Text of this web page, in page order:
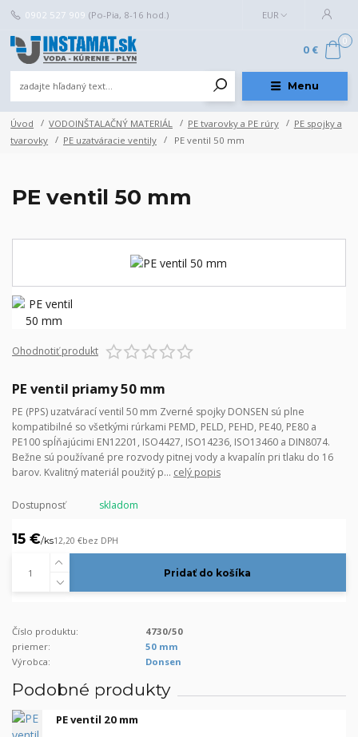
Menu
EUR
0902 527 909 (Po-Pia, 8-16 hod.)
0
0 €
Úvod VODOINŠTALAČNÝ MATERIÁL PE tvarovky a PE rúry
PE spojky a
tvarovky
PE uzatváracie ventily PE ventil 50 mm
PE ventil 50 mm
Ohodnotiť produkt
PE ventil priamy 50 mm
PE (PPS) uzatvárací ventil 50 mm Zverné spojky DONSEN sú plne
kompatibilné so všetkými rúrkami PEMD, PELD, PEHD, PE40, PE80 a
PE100 spĺňajúcimi EN12201, ISO4427, ISO14236, ISO13460 a DIN8074.
Bežne sú používané pre rozvody pitnej vody a kvapalín pri tlaku do 16
barov. Kvalitný materiál použitý p... celý popis
Dostupnosť skladom
15 €/ks12,20 €bez DPH
Pridať do košíka
Číslo produktu:
4730/50
priemer:
50 mm
Výrobca:
Donsen
Podobné produkty
PE ventil 20 mm